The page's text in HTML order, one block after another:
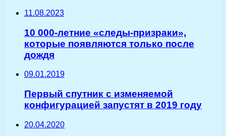
11.08.2023
10 000-летние «следы-призраки»,
которые появляются только после
дождя
09.01.2019
Первый спутник с изменяемой
конфигурацией запустят в 2019 году
20.04.2020